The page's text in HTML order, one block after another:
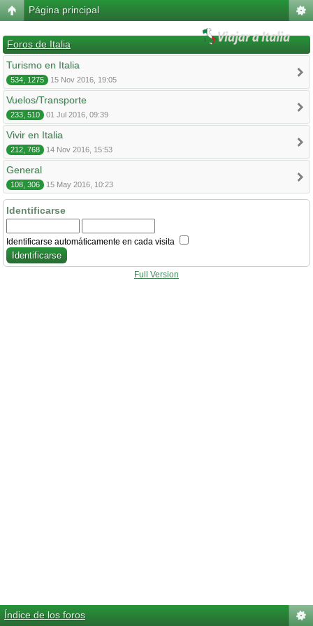
Página principal
Foros de Italia
Turismo en Italia
534, 1275 15 Nov 2016, 19:05
Vuelos/Transporte
233, 510 01 Jul 2016, 09:39
Vivir en Italia
212, 768 14 Nov 2016, 15:53
General
108, 306 15 May 2016, 10:23
Identificarse
Identificarse automáticamente en cada visita
Full Version
Índice de los foros